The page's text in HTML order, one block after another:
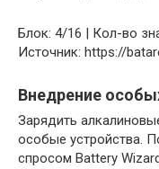
Блок: 4/16 | Кол-во
Источник: https://
Внедрение
Зарядить
особые устройства.
спросом Battery